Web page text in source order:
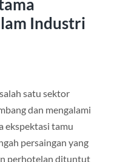
Industri
satu sektor
dan mengalami
ekspektasi tamu
persaingan yang
perhotelan dituntut